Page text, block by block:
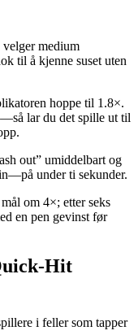
velger medium
til å kjenne suset uten
hoppe til 1.8×.
lar du det spille ut til
out” umiddelbart og
under ti sekunder.
om 4×; etter seks
en pen gevinst før
i feller som tapper